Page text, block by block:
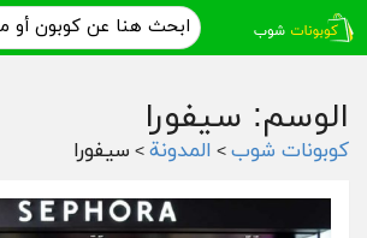
الوسم: سيفورا
كوبونات شوب > المدونة > سيفورا